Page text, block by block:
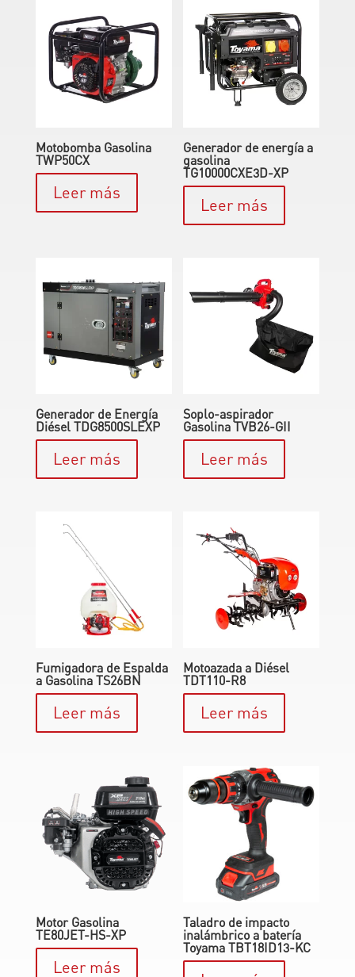
Motobomba Gasolina
TWP50CX
Leer más
Generador de energía a
gasolina
TG10000CXE3D-XP
Leer más
Generador de Energía
Diésel TDG8500SLEXP
Leer más
Soplo-aspirador
Gasolina TVB26-GII
Leer más
Fumigadora de Espalda
a Gasolina TS26BN
Leer más
Motoazada a Diésel
TDT110-R8
Leer más
Motor Gasolina
TE80JET-HS-XP
Leer más
Taladro de impacto
inalámbrico a batería
Toyama TBT18ID13-KC